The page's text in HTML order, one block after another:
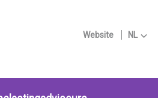
Website NL